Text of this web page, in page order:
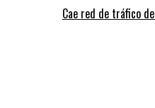
Cae red de tráfico